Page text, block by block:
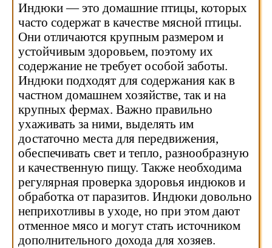
Индюки — это домашние птицы, которых
часто содержат в качестве мясной птицы.
Они отличаются крупным размером и
устойчивым здоровьем, поэтому их
содержание не требует особой заботы.
Индюки подходят для содержания как в
частном домашнем хозяйстве, так и на
крупных фермах. Важно правильно
ухаживать за ними, выделять им
достаточно места для передвижения,
обеспечивать свет и тепло, разнообразную
и качественную пищу. Также необходима
регулярная проверка здоровья индюков и
обработка от паразитов. Индюки довольно
неприхотливы в уходе, но при этом дают
отменное мясо и могут стать источником
дополнительного дохода для хозяев.